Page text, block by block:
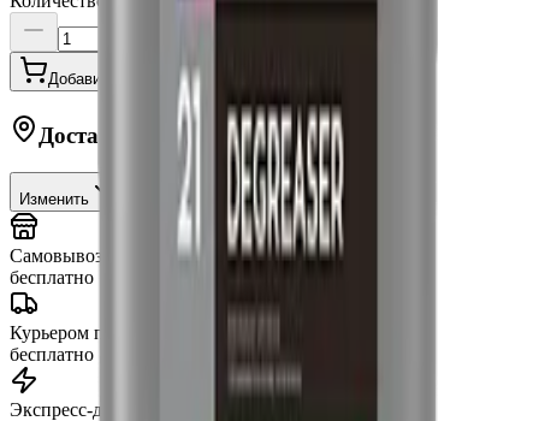
Добавить в корзину
Доставка в Москву
Изменить
Самовывоз (шоу-рум)сегодня
бесплатно
Курьером по Москве
бесплатно
Экспресс-доставка